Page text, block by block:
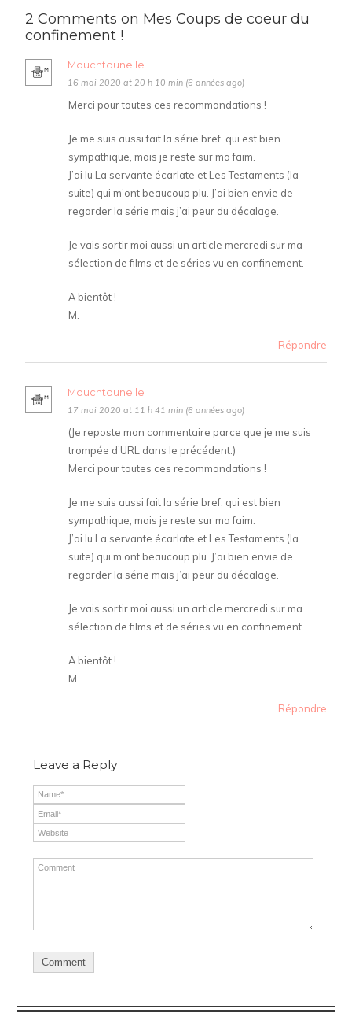
2 Comments on Mes Coups de coeur du
confinement !
Mouchtounelle
16 mai 2020 at 20 h 10 min (6 années ago)
Merci pour toutes ces recommandations !
Je me suis aussi fait la série bref. qui est bien
sympathique, mais je reste sur ma faim.
J’ai lu La servante écarlate et Les Testaments (la
suite) qui m’ont beaucoup plu. J’ai bien envie de
regarder la série mais j’ai peur du décalage.
Je vais sortir moi aussi un article mercredi sur ma
sélection de films et de séries vu en confinement.
A bientôt !
M.
Répondre
Mouchtounelle
17 mai 2020 at 11 h 41 min (6 années ago)
(Je reposte mon commentaire parce que je me suis
trompée d’URL dans le précédent.)
Merci pour toutes ces recommandations !
Je me suis aussi fait la série bref. qui est bien
sympathique, mais je reste sur ma faim.
J’ai lu La servante écarlate et Les Testaments (la
suite) qui m’ont beaucoup plu. J’ai bien envie de
regarder la série mais j’ai peur du décalage.
Je vais sortir moi aussi un article mercredi sur ma
sélection de films et de séries vu en confinement.
A bientôt !
M.
Répondre
Leave a Reply